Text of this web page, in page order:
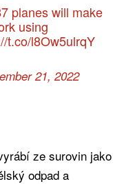
planes will make
using
t.co/l8Ow5ulrqY
21, 2022
ze surovin jako
odpad a